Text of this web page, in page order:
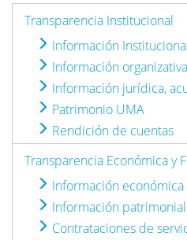
Transparencia Institucional
Información
Información organizativa
Información jurídica,
Patrimonio UMA
Rendición de cuentas
Transparencia Económica y
Información
Información patrimonial
Contrataciones de